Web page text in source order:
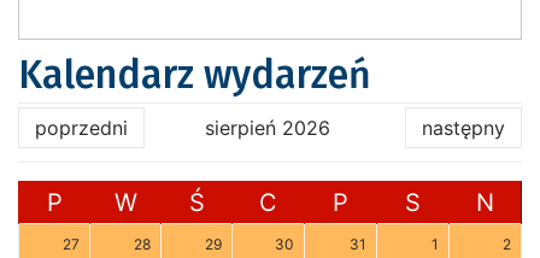
Kalendarz wydarzeń
poprzedni sierpień 2026 następny
P W Ś C P S N
27 28 29 30 31 1 2